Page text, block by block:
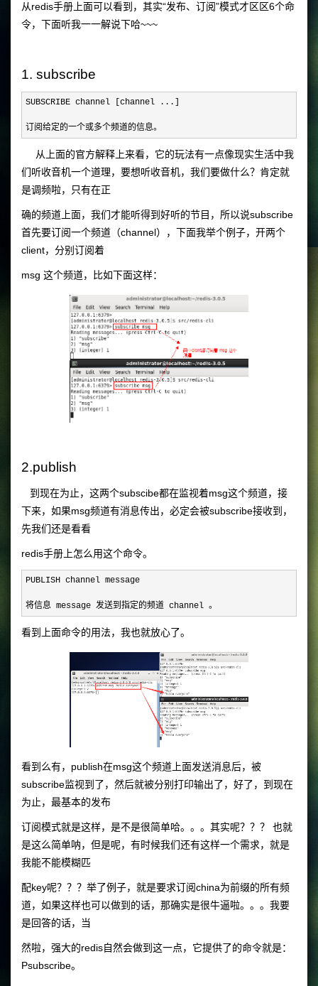
从redis手册上面可以看到，其实“发布、订阅”模式才区区6个命
令，下面听我一一解说下哈~~~
1. subscribe
SUBSCRIBE channel [channel ...]
订阅给定的一个或多个频道的信息。
从上面的官方解释上来看，它的玩法有一点像现实生活中我
们听收音机一个道理，要想听收音机，我们要做什么？肯定就
是调频啦，只有在正
确的频道上面，我们才能听得到好听的节目，所以说subscribe
首先要订阅一个频道（channel），下面我举个例子，开两个
client，分别订阅着
msg 这个频道，比如下面这样：
2.publish
到现在为止，这两个subscibe都在监视着msg这个频道，接
下来，如果msg频道有消息传出，必定会被subscribe接收到，
先我们还是看看
redis手册上怎么用这个命令。
PUBLISH channel message
将信息 message 发送到指定的频道 channel 。
看到上面命令的用法，我也就放心了。
看到么有，publish在msg这个频道上面发送消息后，被
subscribe监视到了，然后就被分别打印输出了，好了，到现在
为止，最基本的发布
订阅模式就是这样，是不是很简单哈。。。其实呢？？？ 也就
是这么简单呐，但是呢，有时候我们还有这样一个需求，就是
我能不能模糊匹
配key呢？？？举了例子，就是要求订阅china为前缀的所有频
道，如果这样也可以做到的话，那确实是很牛逼啦。。。我要
是回答的话，当
然啦，强大的redis自然会做到这一点，它提供了的命令就是：
Psubscribe。